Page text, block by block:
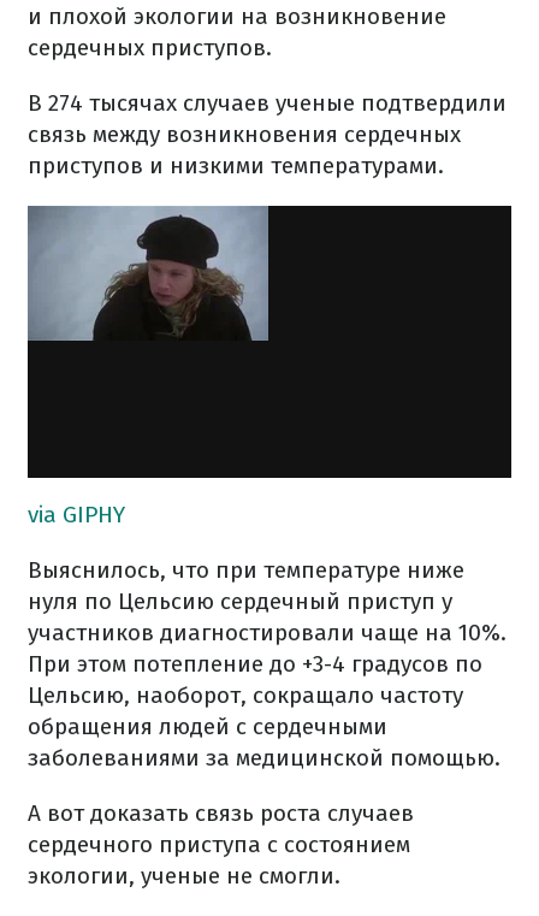
и плохой экологии на возникновение
сердечных приступов.
В 274 тысячах случаев ученые подтвердили
связь между возникновения сердечных
приступов и низкими температурами.
via GIPHY
Выяснилось, что при температуре ниже
нуля по Цельсию сердечный приступ у
участников диагностировали чаще на 10%.
При этом потепление до +3-4 градусов по
Цельсию, наоборот, сокращало частоту
обращения людей с сердечными
заболеваниями за медицинской помощью.
А вот доказать связь роста случаев
сердечного приступа с состоянием
экологии, ученые не смогли.